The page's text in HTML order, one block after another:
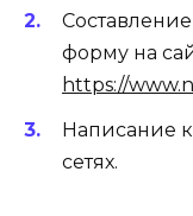
форму на
https://
Написание
сетях.